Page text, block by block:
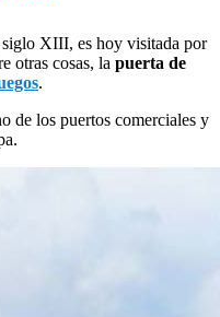
XIII, es hoy visitada por
otras cosas, la puerta de
.
de los puertos comerciales y